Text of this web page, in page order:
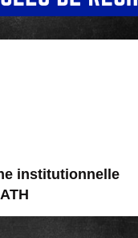
institutionnelle